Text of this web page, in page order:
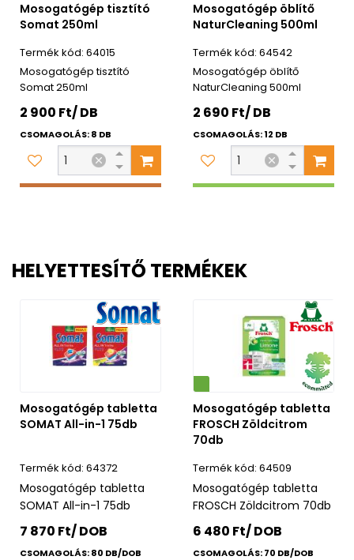
Mosogatógép tisztító
Somat 250ml
64015
Mosogatógép tisztító
Somat 250ml
2 900 Ft/ DB
CSOMAGOLÁS: 8 DB
Mosogatógép öblítő
NaturCleaning 500ml
64542
Mosogatógép öblítő
NaturCleaning 500ml
2 690 Ft/ DB
CSOMAGOLÁS: 12 DB
HELYETTESÍTŐ TERMÉKEK
Mosogatógép tabletta
SOMAT All-in-1 75db
64372
Mosogatógép tabletta
SOMAT All-in-1 75db
7 870 Ft/ DOB
CSOMAGOLÁS: 80 DB/DOB
Mosogatógép tabletta
FROSCH Zöldcitrom
70db
64509
Mosogatógép tabletta
FROSCH Zöldcitrom 70db
6 480 Ft/ DOB
CSOMAGOLÁS: 70 DB/DOB